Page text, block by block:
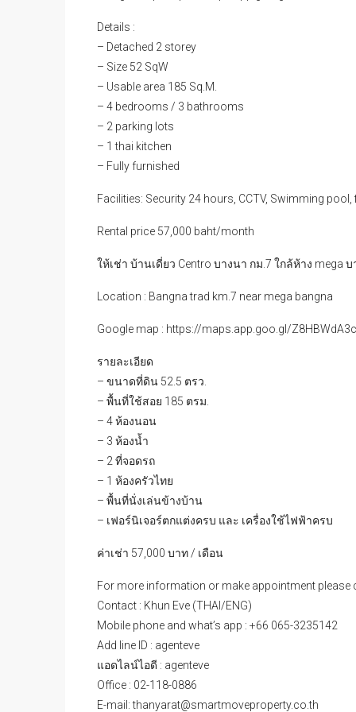
Details :
– Detached 2 storey
– Size 52 SqW
– Usable area 185 Sq.M.
– 4 bedrooms / 3 bathrooms
– 2 parking lots
– 1 thai kitchen
– Fully furnished
Facilities: Security 24 hours, CCTV, Swimming pool,
Rental price 57,000 baht/month
ให้เช่า บ้านเดี่ยว Centro บางนา กม.7 ใกล้ห้าง mega บ
Location : Bangna trad km.7 near mega bangna
Google map : https://maps.app.goo.gl/
รายละเอียด
– ขนาดที่ดิน 52.5 ตรว.
– พื้นที่ใช้สอย 185 ตรม.
– 4 ห้องนอน
– 3 ห้องน้ำ
– 2 ที่จอดรถ
– 1 ห้องครัวไทย
– พื้นที่นั่งเล่นข้างบ้าน
– เฟอร์นิเจอร์ตกแต่งครบ และ เครื่องใช้ไฟฟ้าครบ
ค่าเช่า 57,000 บาท / เดือน
For more information or make appointment please
Contact : Khun Eve (THAI/ENG)
Mobile phone and what’s app : +66 065-3235142
Add line ID : agenteve
แอดไลน์ไอดี : agenteve
Office : 02-118-0886
E-mail: thanyarat@smartmoveproperty.co.th